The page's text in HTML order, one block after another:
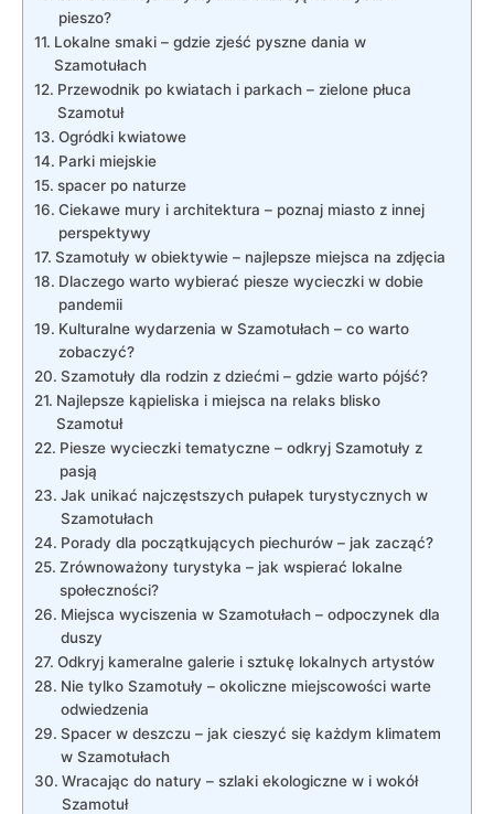
pieszo?
Lokalne smaki – gdzie zjeść pyszne dania w
Szamotułach
Przewodnik po kwiatach i parkach – zielone płuca
Szamotuł
Ogródki kwiatowe
Parki miejskie
spacer po naturze
Ciekawe mury i architektura – poznaj miasto z innej
perspektywy
Szamotuły w obiektywie – najlepsze miejsca na zdjęcia
Dlaczego warto wybierać piesze wycieczki w dobie
pandemii
Kulturalne wydarzenia w Szamotułach – co warto
zobaczyć?
Szamotuły dla rodzin z dziećmi – gdzie warto pójść?
Najlepsze kąpieliska i miejsca na relaks blisko
Szamotuł
Piesze wycieczki tematyczne – odkryj Szamotuły z
pasją
Jak unikać najczęstszych pułapek turystycznych w
Szamotułach
Porady dla początkujących piechurów – jak zacząć?
Zrównoważony turystyka – jak wspierać lokalne
społeczności?
Miejsca wyciszenia w Szamotułach – odpoczynek dla
duszy
Odkryj kameralne galerie i sztukę lokalnych artystów
Nie tylko Szamotuły – okoliczne miejscowości warte
odwiedzenia
Spacer w deszczu – jak cieszyć się każdym klimatem
w Szamotułach
Wracając do natury – szlaki ekologiczne w i wokół
Szamotuł